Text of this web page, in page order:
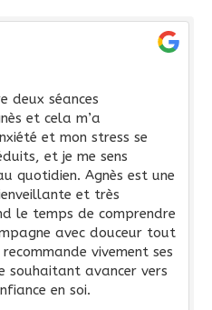
deux séances
et cela m’a
et mon stress se
et je me sens
quotidien. Agnès est une
et très
le temps de comprendre
avec douceur tout
vivement ses
souhaitant avancer vers
en soi.